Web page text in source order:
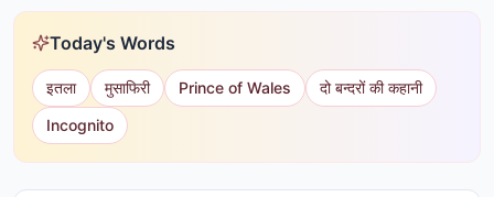
Today's Words
इतला मुसाफिरी Prince of Wales
दो बन्दरों की कहानी
Incognito